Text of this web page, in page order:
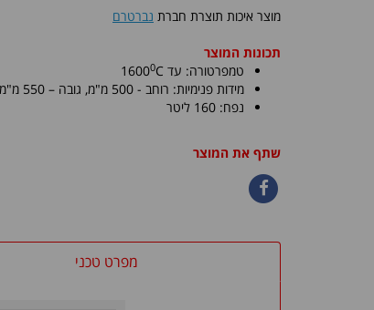
מוצר איכות תוצרת חברת נברטרם
תכונות המוצר
טמפרטורה: עד C
16000
מידות פנימיות: רוחב - 500 מ"מ, גובה – 550 מ"מ
נפח: 160 ליטר
שתף את המוצר
מפרט טכני